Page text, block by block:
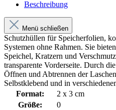
Beschreibung
Menü schließen
Schutzhüllen für Speicherfolien,
Systemen ohne Rahmen. Sie
Speichel, Kratzern und
transparente Vorderseite. Durch
Öffnen und Abtrennen der
Selbstklebend und in
Format:
2 x 3 cm
Größe:
0